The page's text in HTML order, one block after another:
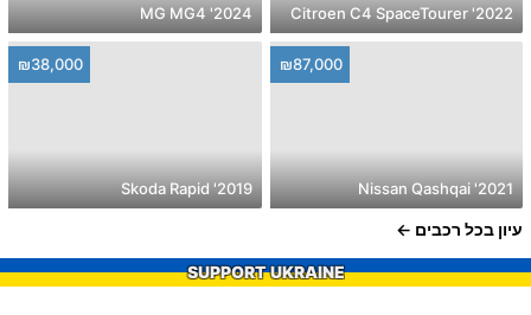
2022' Citroen C4 SpaceTourer
2024' MG MG4
₪87,000
2021' Nissan Qashqai
₪38,000
2019' Skoda Rapid
עיון בכל רכבים
SUPPORT UKRAINE